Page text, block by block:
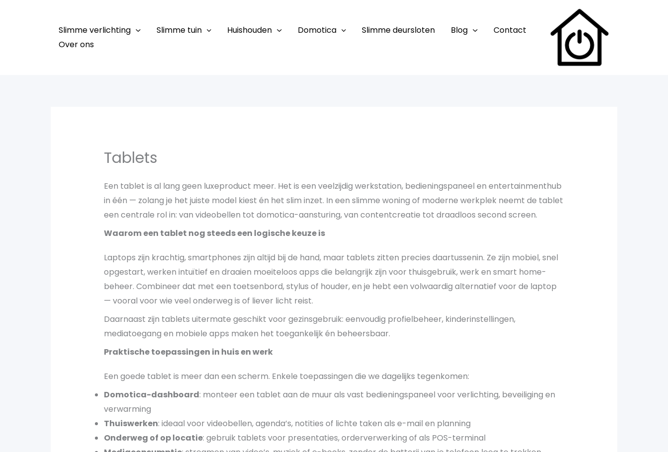
Slimme verlichting Slimme tuin Huishouden Domotica Slimme deursloten Blog
Contact
Over ons
Tablets
Een tablet is al lang geen luxeproduct meer. Het is een veelzijdig werkstation, bedieningspaneel en entertainmenthub
in één — zolang je het juiste model kiest én het slim inzet. In een slimme woning of moderne werkplek neemt de tablet
een centrale rol in: van videobellen tot domotica-aansturing, van contentcreatie tot draadloos second screen.
Waarom een tablet nog steeds een logische keuze is
Laptops zijn krachtig, smartphones zijn altijd bij de hand, maar tablets zitten precies daartussenin. Ze zijn mobiel, snel
opgestart, werken intuïtief en draaien moeiteloos apps die belangrijk zijn voor thuisgebruik, werk en smart home-
beheer. Combineer dat met een toetsenbord, stylus of houder, en je hebt een volwaardig alternatief voor de laptop
— vooral voor wie veel onderweg is of liever licht reist.
Daarnaast zijn tablets uitermate geschikt voor gezinsgebruik: eenvoudig profielbeheer, kinderinstellingen,
mediatoegang en mobiele apps maken het toegankelijk én beheersbaar.
Praktische toepassingen in huis en werk
Een goede tablet is meer dan een scherm. Enkele toepassingen die we dagelijks tegenkomen:
Domotica-dashboard: monteer een tablet aan de muur als vast bedieningspaneel voor verlichting, beveiliging en
verwarming
Thuiswerken: ideaal voor videobellen, agenda’s, notities of lichte taken als e-mail en planning
Onderweg of op locatie: gebruik tablets voor presentaties, orderverwerking of als POS-terminal